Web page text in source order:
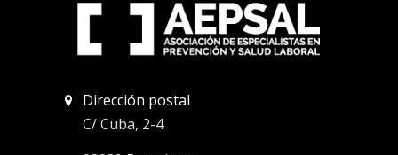
Dirección postal
C/ Cuba, 2-4